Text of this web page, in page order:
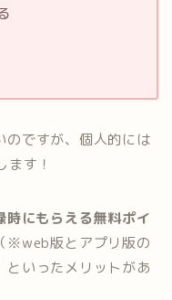
のですが、個人的には
す！
時にもらえる無料ポイ
（※web版とアプリ版の
といったメリットがあ